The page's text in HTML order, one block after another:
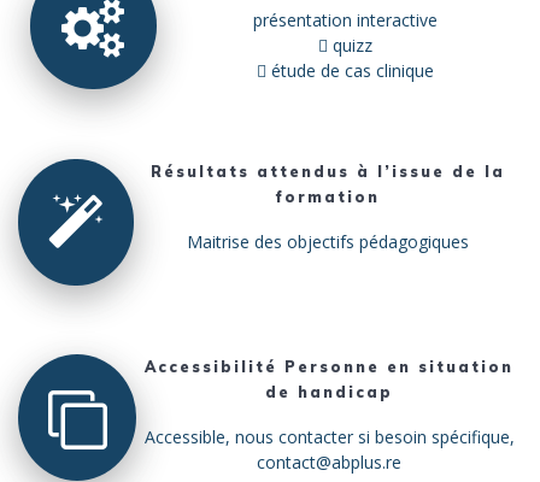
présentation interactive
 quizz
 étude de cas clinique
Résultats attendus à l’issue de la
formation
Maitrise des objectifs pédagogiques
Accessibilité Personne en situation
de handicap
Accessible, nous contacter si besoin spécifique,
contact@abplus.re